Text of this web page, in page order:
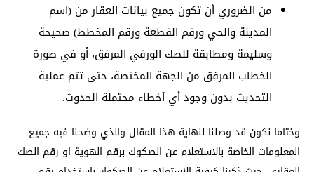
من الضروري أن تكون جميع بيانات العقار من (اسم
المدينة والحي ورقم القطعة ورقم المخطط) صحيحة
وسليمة ومطابقة للصك الورقي المرفق، أو في صورة
الخطاب المرفق من الجهة المختصة، حتى تتم عملية
التحديث بدون وجود أي أخطاء محتملة الحدوث.
وختاما نكون قد وصلنا لنهاية هذا المقال والذي وضحنا فيه جميع
المعلومات الخاصة بالاستعلام عن الصكوك برقم الهوية او رقم الصك